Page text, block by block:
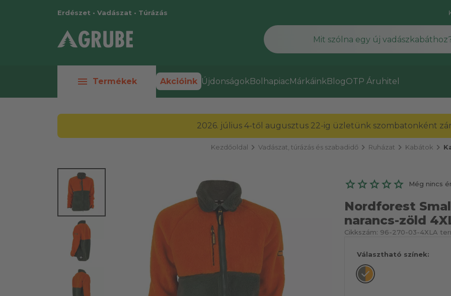
Erdészet • Vadászat • Túrázás
menu Termékek Akcióink ÚjdonságokBolhapiacMárkáinkBlogOTP Áruhitel
2026. július 4-től augusztus 22-ig üzletünk szombatonként
Kezdőoldal chevron_right Vadászat, túrázás és szabadidőchevron_right Ruházat chevron_right Kabátok chevron_right
Még nincs
Nordforest
narancs-zöld
Cikkszám: 96-270-03-4XL A
Választható színek: